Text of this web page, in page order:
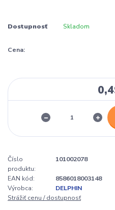
Dostupnosť Skladom
Cena:
Číslo
produktu:
101002078
EAN kód:
8586018003148
Výrobca:
DELPHIN
Strážiť cenu / dostupnosť